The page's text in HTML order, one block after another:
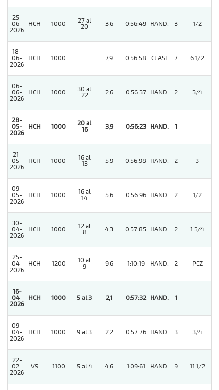
25-
06-
2026
HCH 1000
27 al
20
3,6 0:56:49 HAND. 3 1/2
18-
06-
2026
HCH 1000 7,9 0:56:58 CLASI. 7 6 1/2
06-
06-
2026
HCH 1000
30 al
22
2,6 0:56:37 HAND. 2 3/4
28-
05-
2026
HCH 1000
20 al
16
3,9 0:56:23 HAND. 1
21-
05-
2026
HCH 1000
16 al
13
5,9 0:56:98 HAND. 2 3
09-
05-
2026
HCH 1000
16 al
14
5,6 0:56:96 HAND. 2 1/2
30-
04-
2026
HCH 1000
12 al
8
4,3 0:57:85 HAND. 2 1 3/4
25-
04-
2026
HCH 1200
10 al
9
9,6 1:10:19 HAND. 2 PCZ
16-
04-
2026
HCH 1000 5 al 3 2,1 0:57:32 HAND. 1
09-
04-
2026
HCH 1000 9 al 3 2,2 0:57:76 HAND. 3 3/4
22-
02-
2026
VS 1100 5 al 4 4,6 1:09:61 HAND. 9 11 1/2